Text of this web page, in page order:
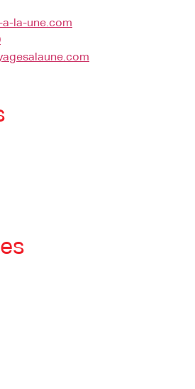
la-une.com